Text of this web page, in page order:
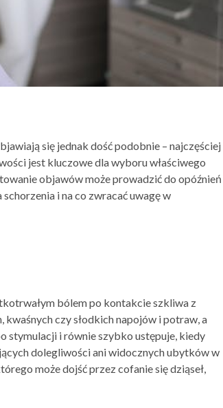
się jednak dość podobnie – najczęściej
jest kluczowe dla wyboru właściwego
objawów może prowadzić do opóźnień
i na co zwracać uwagę w
bólem po kontakcie szkliwa z
czy słodkich napojów i potraw, a
stymulacji i równie szybko ustępuje, kiedy
dolegliwości ani widocznych ubytków w
może dojść przez cofanie się dziąseł,